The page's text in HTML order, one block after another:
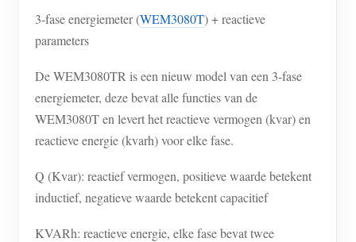
3-fase energiemeter (WEM3080T) + reactieve
parameters
De WEM3080TR is een nieuw model van een 3-fase
energiemeter, deze bevat alle functies van de
WEM3080T en levert het reactieve vermogen (kvar) en
reactieve energie (kvarh) voor elke fase.
Q (Kvar): reactief vermogen, positieve waarde betekent
inductief, negatieve waarde betekent capacitief
KVARh: reactieve energie, elke fase bevat twee